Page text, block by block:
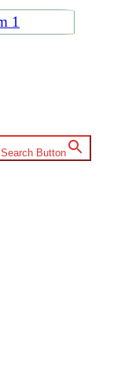
Search Button